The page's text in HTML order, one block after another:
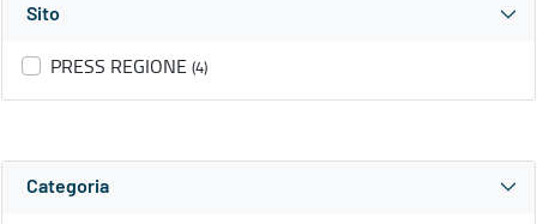
Sito
PRESS REGIONE (4)
Categoria